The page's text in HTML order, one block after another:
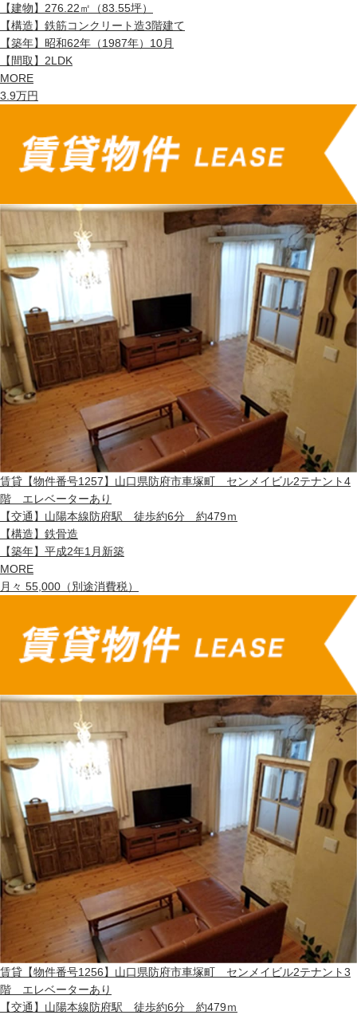
【建物】 276.22㎡（83.55坪）
【構造】 鉄筋コンクリート造3階建て
【築年】 昭和62年（1987年）10月
【間取】 2LDK
MORE
3.9万円
賃貸 【物件番号1257】山口県防府市車塚町 センメイビル2テナント4
階 エレベーターあり
【交通】 山陽本線防府駅 徒歩約6分 約479ｍ
【構造】 鉄骨造
【築年】 平成2年1月新築
MORE
月々 55,000（別途消費税）
賃貸 【物件番号1256】山口県防府市車塚町 センメイビル2テナント3
階 エレベーターあり
【交通】 山陽本線防府駅 徒歩約6分 約479ｍ